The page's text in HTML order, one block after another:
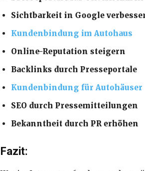
Sichtbarkeit in Google
Kundenbindung im Autohaus
Online-Reputation steigern
Backlinks durch Presseportale
Kundenbindung für Autohäuser
SEO durch Pressemitteilungen
Bekanntheit durch PR erhöhen
Fazit: